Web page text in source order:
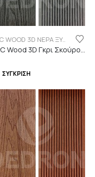
WPC WOOD 3D ΝΕΡΑ ΞΥΛΟΥ
ΣΎΓΚΡΙΣΗ